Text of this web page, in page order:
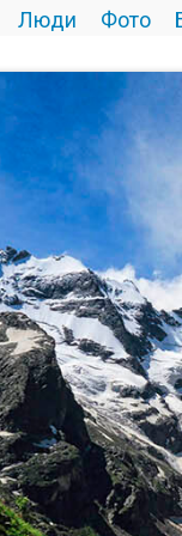
Люди Фото